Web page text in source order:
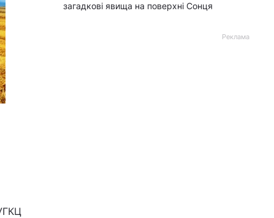
загадкові явища на поверхні Сонця
Реклама